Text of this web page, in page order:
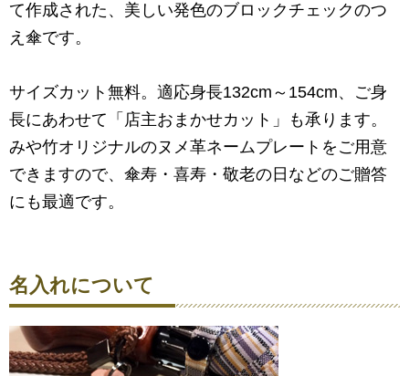
て作成された、美しい発色のブロックチェックのつ
え傘です。
サイズカット無料。適応身長132cm～154cm、ご身
長にあわせて「店主おまかせカット」も承ります。
みや竹オリジナルのヌメ革ネームプレートをご用意
できますので、傘寿・喜寿・敬老の日などのご贈答
にも最適です。
名入れについて